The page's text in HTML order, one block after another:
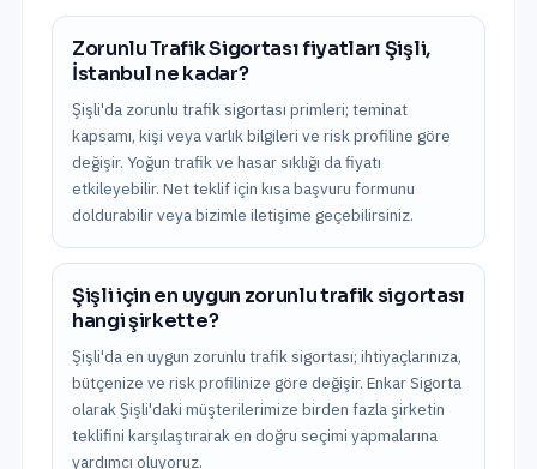
Zorunlu Trafik Sigortası fiyatları Şişli,
İstanbul ne kadar?
Şişli'da zorunlu trafik sigortası primleri; teminat
kapsamı, kişi veya varlık bilgileri ve risk profiline göre
değişir. Yoğun trafik ve hasar sıklığı da fiyatı
etkileyebilir. Net teklif için kısa başvuru formunu
doldurabilir veya bizimle iletişime geçebilirsiniz.
Şişli için en uygun zorunlu trafik sigortası
hangi şirkette?
Şişli'da en uygun zorunlu trafik sigortası; ihtiyaçlarınıza,
bütçenize ve risk profilinize göre değişir. Enkar Sigorta
olarak Şişli'daki müşterilerimize birden fazla şirketin
teklifini karşılaştırarak en doğru seçimi yapmalarına
yardımcı oluyoruz.